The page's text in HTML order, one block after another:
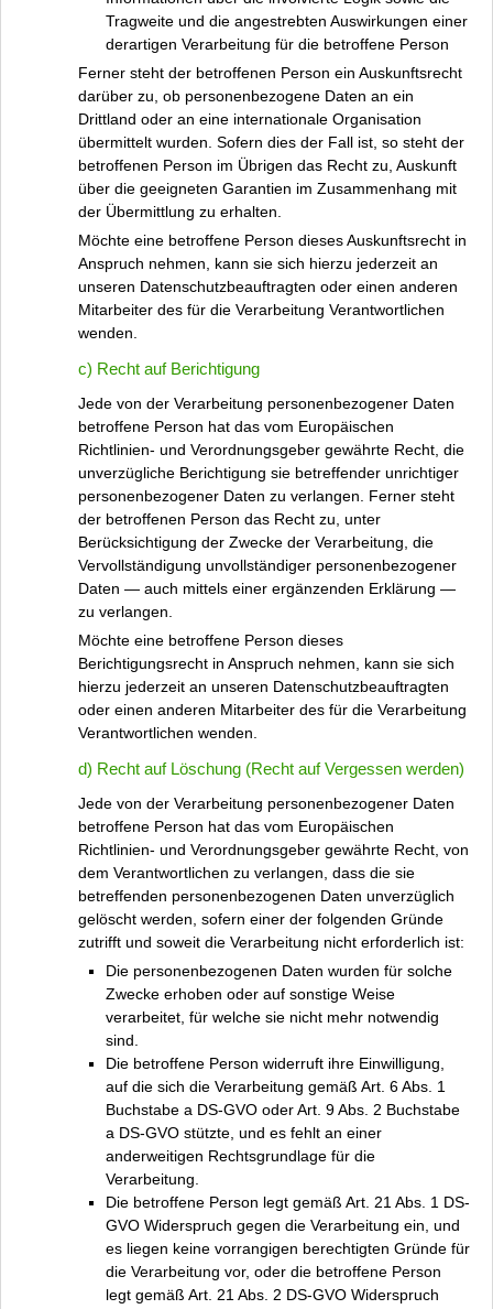
Tragweite und die angestrebten Auswirkungen einer
derartigen Verarbeitung für die betroffene Person
Ferner steht der betroffenen Person ein Auskunftsrecht
darüber zu, ob personenbezogene Daten an ein
Drittland oder an eine internationale Organisation
übermittelt wurden. Sofern dies der Fall ist, so steht der
betroffenen Person im Übrigen das Recht zu, Auskunft
über die geeigneten Garantien im Zusammenhang mit
der Übermittlung zu erhalten.
Möchte eine betroffene Person dieses Auskunftsrecht in
Anspruch nehmen, kann sie sich hierzu jederzeit an
unseren Datenschutzbeauftragten oder einen anderen
Mitarbeiter des für die Verarbeitung Verantwortlichen
wenden.
c) Recht auf Berichtigung
Jede von der Verarbeitung personenbezogener Daten
betroffene Person hat das vom Europäischen
Richtlinien- und Verordnungsgeber gewährte Recht, die
unverzügliche Berichtigung sie betreffender unrichtiger
personenbezogener Daten zu verlangen. Ferner steht
der betroffenen Person das Recht zu, unter
Berücksichtigung der Zwecke der Verarbeitung, die
Vervollständigung unvollständiger personenbezogener
Daten — auch mittels einer ergänzenden Erklärung —
zu verlangen.
Möchte eine betroffene Person dieses
Berichtigungsrecht in Anspruch nehmen, kann sie sich
hierzu jederzeit an unseren Datenschutzbeauftragten
oder einen anderen Mitarbeiter des für die Verarbeitung
Verantwortlichen wenden.
d) Recht auf Löschung (Recht auf Vergessen werden)
Jede von der Verarbeitung personenbezogener Daten
betroffene Person hat das vom Europäischen
Richtlinien- und Verordnungsgeber gewährte Recht, von
dem Verantwortlichen zu verlangen, dass die sie
betreffenden personenbezogenen Daten unverzüglich
gelöscht werden, sofern einer der folgenden Gründe
zutrifft und soweit die Verarbeitung nicht erforderlich ist:
Die personenbezogenen Daten wurden für solche
Zwecke erhoben oder auf sonstige Weise
verarbeitet, für welche sie nicht mehr notwendig
sind.
Die betroffene Person widerruft ihre Einwilligung,
auf die sich die Verarbeitung gemäß Art. 6 Abs. 1
Buchstabe a DS-GVO oder Art. 9 Abs. 2 Buchstabe
a DS-GVO stützte, und es fehlt an einer
anderweitigen Rechtsgrundlage für die
Verarbeitung.
Die betroffene Person legt gemäß Art. 21 Abs. 1 DS-
GVO Widerspruch gegen die Verarbeitung ein, und
es liegen keine vorrangigen berechtigten Gründe für
die Verarbeitung vor, oder die betroffene Person
legt gemäß Art. 21 Abs. 2 DS-GVO Widerspruch